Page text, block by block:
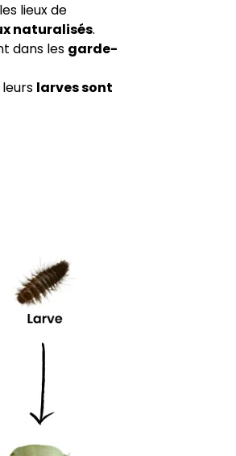
lieux de
naturalisés.
dans les garde-
larves sont